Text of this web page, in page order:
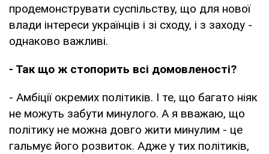
продемонструвати суспільству, що для нової
влади інтереси українців і зі сходу, і з заходу -
однаково важливі.
- Так що ж стопорить всі домовленості?
- Амбіції окремих політиків. І те, що багато ніяк
не можуть забути минулого. А я вважаю, що
політику не можна довго жити минулим - це
гальмує його розвиток. Адже у тих політиків,